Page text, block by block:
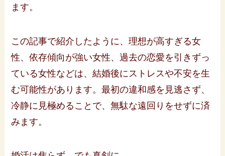
ます。
この記事で紹介したように、理想が高すぎる女
性、依存傾向が強い女性、過去の恋愛を引きずっ
ている女性などは、結婚後にストレスや不安を生
む可能性があります。最初の違和感を見逃さず、
冷静に見極めることで、無駄な遠回りをせずに済
みます。